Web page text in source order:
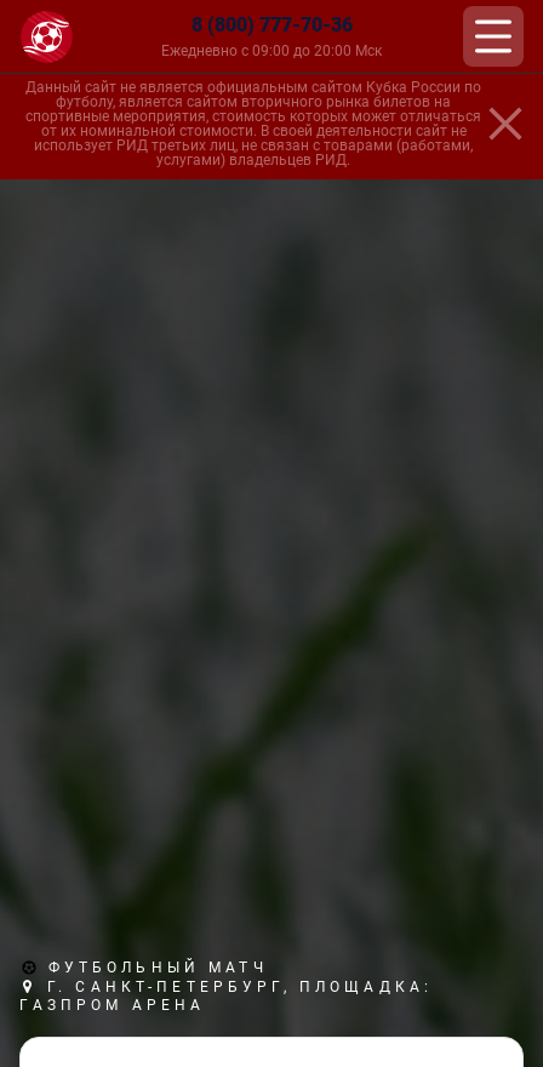
8 (800) 777-70-36
Ежедневно с 09:00 до 20:00 Мск
Данный сайт не является официальным сайтом Кубка России по
футболу, является сайтом вторичного рынка билетов на
спортивные мероприятия, стоимость которых может отличаться
от их номинальной стоимости. В своей деятельности сайт не
использует РИД третьих лиц, не связан с товарами (работами,
услугами) владельцев РИД.
ФУТБОЛЬНЫЙ МАТЧ
Г. САНКТ-ПЕТЕРБУРГ, ПЛОЩАДКА:
ГАЗПРОМ АРЕНА